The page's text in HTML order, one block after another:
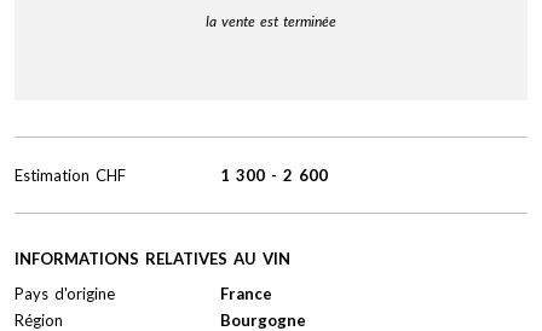
la vente est terminée
INFORMATIONS RELATIVES AU VIN
Pays d'origine
France
Région
Bourgogne
Estimation CHF 1 300 - 2 600